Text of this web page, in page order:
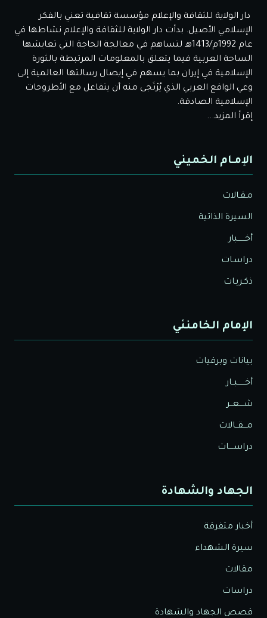
دار الولاية للثقافة والإعلام مؤسسة ثقافية تعني بالفكر
الإسلامي الأصيل. بدأت دار الولاية للثقافة والإعلام نشاطها في
عام 1992م/1413هـ لتساهم في معالجة الحاجة التي تعايشها
الساحة العربية فيما يتعلق بالمعلومات المرتبطة بالثورة
الإسلامية في إيران بما يسهم في إيصال رسالتها العالمية إلى
وعي الواقع العربي الذي يُرْتَجى منه أن يتفاعل مع الأطروحات
الإسلامية الصادقة.
إقرأ المزيد...
الإمـام الخميني
مـقـالات
السيرة الذاتية
أخــــــبار
دراسـات
ذكـريـات
الإمام الخامنئي
بيانات وبرقيات
أخــــــبــار
شــــعــر
مـــقــالات
دراســــات
الجهاد والشهادة
أخبار متفرقة
سيرة الشهداء
مقالات
دراسات
قصص الجهاد والشهادة